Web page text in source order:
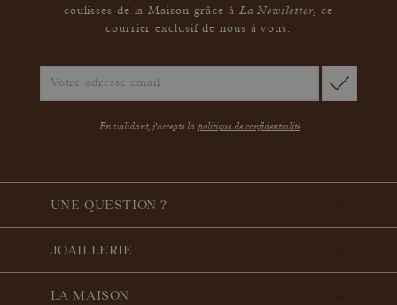
coulisses de la Maison grâce à La Newsletter,ce
courrier exclusif de nous à vous.
En validant, j'accepte la politique de confidentialité
UNE QUESTION ?
JOAILLERIE
LA MAISON